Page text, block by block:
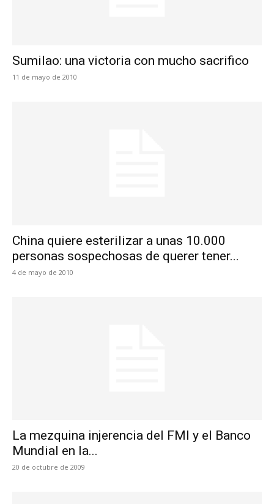
Sumilao: una victoria con mucho sacrifico
11 de mayo de 2010
China quiere esterilizar a unas 10.000
personas sospechosas de querer tener...
4 de mayo de 2010
La mezquina injerencia del FMI y el Banco
Mundial en la...
20 de octubre de 2009